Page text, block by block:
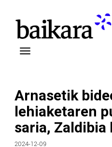
Arnasetik
lehiaketaren
saria,
2024-12-09